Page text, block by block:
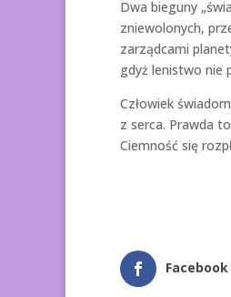
Dwa bieguny
zniewolonych,
zarządcami
gdyż lenistwo nie
Człowiek
z serca. Prawda
Ciemność się
Facebook